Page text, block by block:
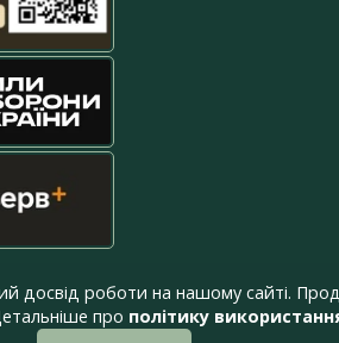
роботи на нашому сайті.
про політику